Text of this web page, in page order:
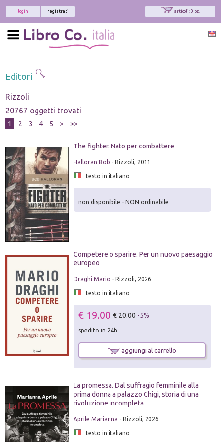
articoli: 0 pz.
registrati
login
Editori
Rizzoli
20767 oggetti trovati
1 2 3 4 5 > >>
The fighter. Nato per combattere
Halloran Bob - Rizzoli, 2011
testo in italiano
non disponibile - NON ordinabile
Competere o sparire. Per un nuovo paesaggio
europeo
Draghi Mario - Rizzoli, 2026
testo in italiano
€ 19.00 € 20.00 -5%
spedito in 24h
aggiungi al carrello
La promessa. Dal suffragio femminile alla
prima donna a palazzo Chigi, storia di una
rivoluzione incompleta
Aprile Marianna - Rizzoli, 2026
testo in italiano